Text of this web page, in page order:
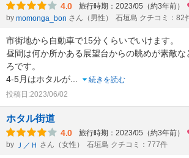
4.0 旅行時期：2023/05（約3年前）
by momonga_bon さん（男性） 石垣島 クチコミ：82
市街地から自動車で15分くらいでいけます。
昼間は何か所かある展望台からの眺めが素敵な
ろです。
4-5月はホタルが
続きを読む
投稿日:2023/06/02
ホタル街道
4.0 旅行時期：2023/05（約3年前）
by Ｊ／Ｈ さん（女性） 石垣島 クチコミ：777件